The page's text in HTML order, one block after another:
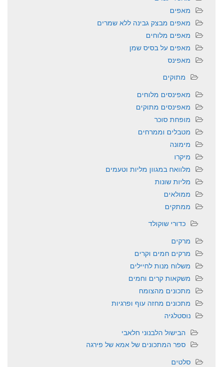
מאפים
מאפים מבצק גבינה ללא שמרים
מאפים מלוחים
מאפים על בסיס שמן
מאפינס
מתוקים
מאפינסים מלוחים
מאפינסים מתוקים
מופחת סוכר
מטבלים וממרחים
מימונה
מיקרו
מלוואח במגוון מליות וטעמים
מליות שונות
ממולאים
ממתקים
כדורי שוקולד
מרקים
מרקים חמים וקרים
משלוח מנות לחיילים
משקאות קרים וחמים
מתכונים מהצומח
מתכונים מחזה עוף ופרגיות
נוסטלגיה
הבישול הלבנוני חלאבי
ספר המתכונים של אמא של פירגה
סלטים